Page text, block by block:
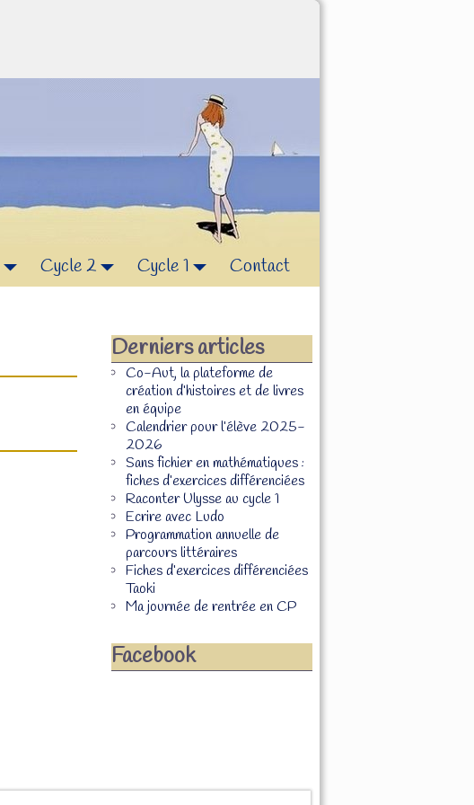
Cycle 2 Cycle 1 Contact
Derniers articles
Co-Aut, la plateforme de
création d’histoires et de livres
en équipe
Calendrier pour l’élève 2025-
2026
Sans fichier en mathématiques :
fiches d’exercices différenciées
Raconter Ulysse au cycle 1
Ecrire avec Ludo
Programmation annuelle de
parcours littéraires
Fiches d’exercices différenciées
Taoki
Ma journée de rentrée en CP
Facebook